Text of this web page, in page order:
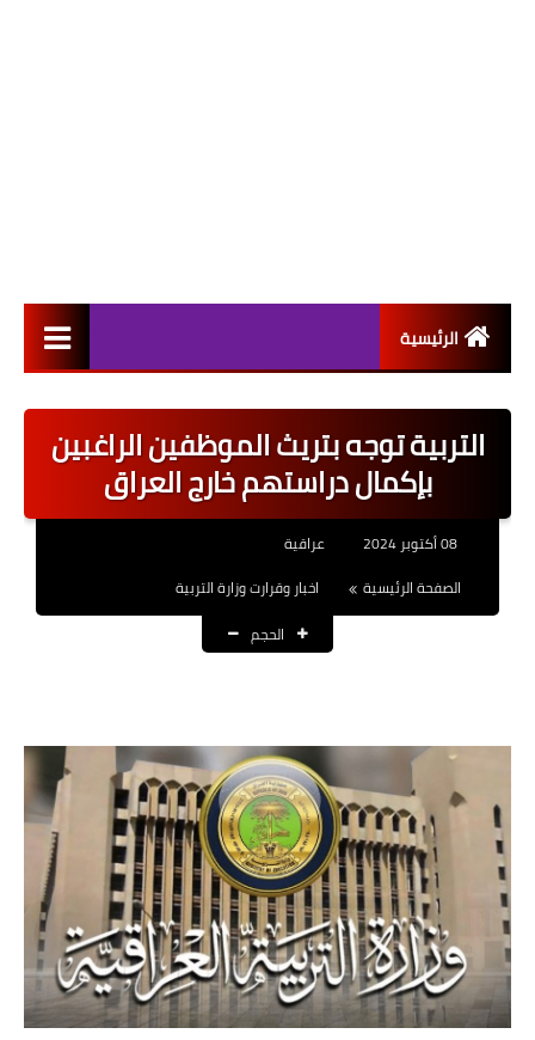
الرئيسية
اخبار القطاع العام
اخبار القطاع الخاص
العقود والاجور اليومية
القروض والسلف
المنح المالية
قطع الاراضي
اخبار العراق
الاخبار السياسية
التربية توجه بتريث الموظفين الراغبين
بإكمال دراستهم خارج العراق
08 أكتوبر 2024
عراقية
الصفحة الرئيسية
اخبار وقرارت وزارة التربية
الحجم